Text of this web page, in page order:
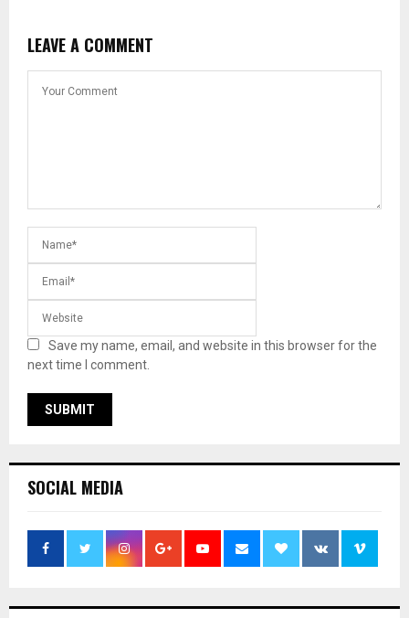
LEAVE A COMMENT
Save my name, email, and website in this browser for the
next time I comment.
SOCIAL MEDIA